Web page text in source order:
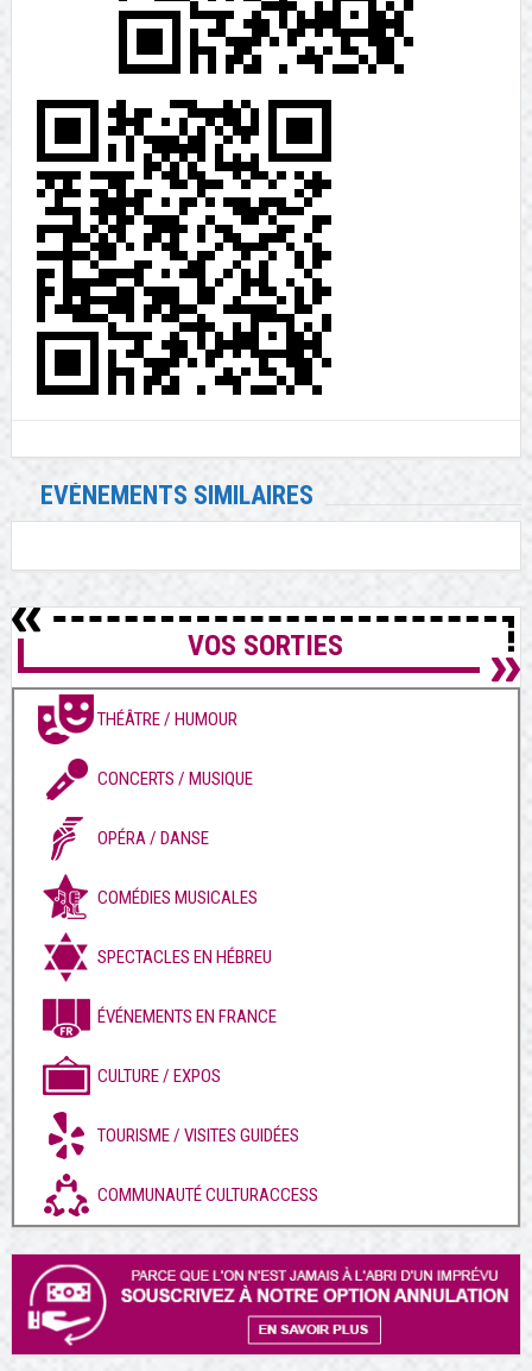
EVÉNEMENTS SIMILAIRES
VOS SORTIES
THÉÂTRE / HUMOUR
CONCERTS / MUSIQUE
OPÉRA / DANSE
COMÉDIES MUSICALES
SPECTACLES EN HÉBREU
ÉVÉNEMENTS EN FRANCE
CULTURE / EXPOS
TOURISME / VISITES GUIDÉES
COMMUNAUTÉ CULTURACCESS